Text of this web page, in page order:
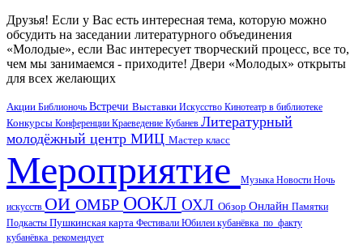
Друзья! Если у Вас есть интересная тема, которую можно
обсудить на заседании литературного объединения
«Молодые», если Вас интересует творческий процесс, все то,
чем мы занимаемся - приходите! Двери «Молодых» открыты
для всех желающих
Акции Библионочь Встречи Выставки Искусство Кинотеатр в библиотеке
Конкурсы Конференции Краеведение Кубанев Литературный
молодёжный центр МИЦ Мастер класс
Мероприятие Музыка Новости Ночь
искусств ОИ ОМБР ООКЛ ОХЛ Обзор Онлайн Памятки
Подкасты Пушкинская карта Фестивали Юбилеи кубанёвка_по_факту
кубанёвка_рекомендует